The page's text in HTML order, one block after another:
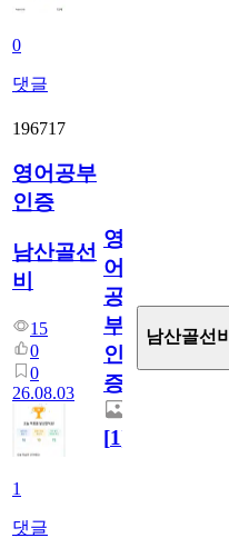
0
댓글
196717
영어공부
인증
남산골선
비
15
0
0
26.08.03
1
댓글
영
어
공
부
인
증
[1]
남산골선비